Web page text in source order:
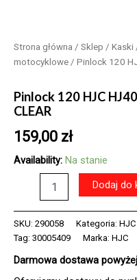
Strona główna / Sklep / Kaski
motocyklowe / Pinlock 120
Pinlock 120 HJC
CLEAR
159,00 zł
Availability: Na stanie
HJC
HJ40
KASKU
RPHA-
Dodaj do
SKU: 290058 Kategoria:
Tag: 30005409 Marka: HJC
Darmowa dostawa